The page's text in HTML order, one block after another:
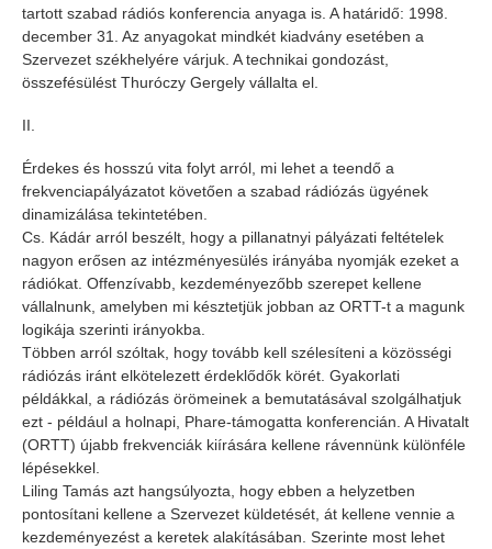
tartott szabad rádiós konferencia anyaga is. A határidő: 1998.
december 31. Az anyagokat mindkét kiadvány esetében a
Szervezet székhelyére várjuk. A technikai gondozást,
összefésülést Thuróczy Gergely vállalta el.
II.
Érdekes és hosszú vita folyt arról, mi lehet a teendő a
frekvenciapályázatot követően a szabad rádiózás ügyének
dinamizálása tekintetében.
Cs. Kádár arról beszélt, hogy a pillanatnyi pályázati feltételek
nagyon erősen az intézményesülés irányába nyomják ezeket a
rádiókat. Offenzívabb, kezdeményezőbb szerepet kellene
vállalnunk, amelyben mi késztetjük jobban az ORTT-t a magunk
logikája szerinti irányokba.
Többen arról szóltak, hogy tovább kell szélesíteni a közösségi
rádiózás iránt elkötelezett érdeklődők körét. Gyakorlati
példákkal, a rádiózás örömeinek a bemutatásával szolgálhatjuk
ezt - például a holnapi, Phare-támogatta konferencián. A Hivatalt
(ORTT) újabb frekvenciák kiírására kellene rávennünk különféle
lépésekkel.
Liling Tamás azt hangsúlyozta, hogy ebben a helyzetben
pontosítani kellene a Szervezet küldetését, át kellene vennie a
kezdeményezést a keretek alakításában. Szerinte most lehet